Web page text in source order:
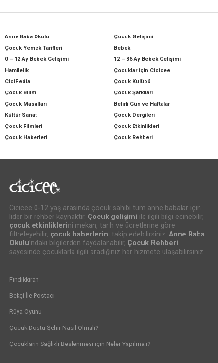
Anne Baba Okulu
Çocuk Gelişimi
Çocuk Yemek Tarifleri
Bebek
0 – 12 Ay Bebek Gelişimi
12 – 36 Ay Bebek Gelişimi
Hamilelik
Çocuklar için Cicicee
CiciPedia
Çocuk Kulübü
Çocuk Bilim
Çocuk Şarkıları
Çocuk Masalları
Belirli Gün ve Haftalar
Kültür Sanat
Çocuk Dergileri
Çocuk Filmleri
Çocuk Etkinlikleri
Çocuk Haberleri
Çocuk Rehberi
Cicicee 0-12 yaş arasında çocuk sahibi tüm anne babalar için
lider bir rehber kaynaktır. Çocuk gelişimi ile ilgili bilgi edinebilir,
çocuk etkinliklerini mekan, tarih ve ücretlerine göre
filtreleyebilir, çocuk haberlerini takip edebilirsiniz. Anne Baba
Okulu’ndaki bilgilerden faydalanabilir, Çocuk Rehberi
sayesinde çocuklarla ilgili aradığınız her hizmete ulaşabilirsiniz.
Fındıkkıran
Bekçi İle Postacı
Rüya Oyunu
Çocuk Dostu Şehir Nasıl Olmalı?
Çocukların Sağlıklı Beslenmesi için Neler Yapılmalı?